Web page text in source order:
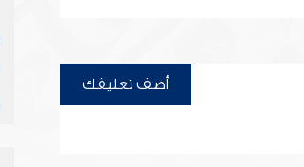
أضف تعليقك